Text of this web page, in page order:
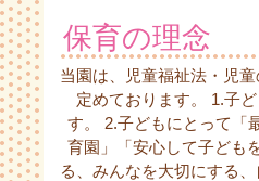
保育の理念
当園は、児童福祉法・児
定めております。 1.子
す。 2.子どもにとって「
育園」「安心して子ども
る、みんなを大切にする